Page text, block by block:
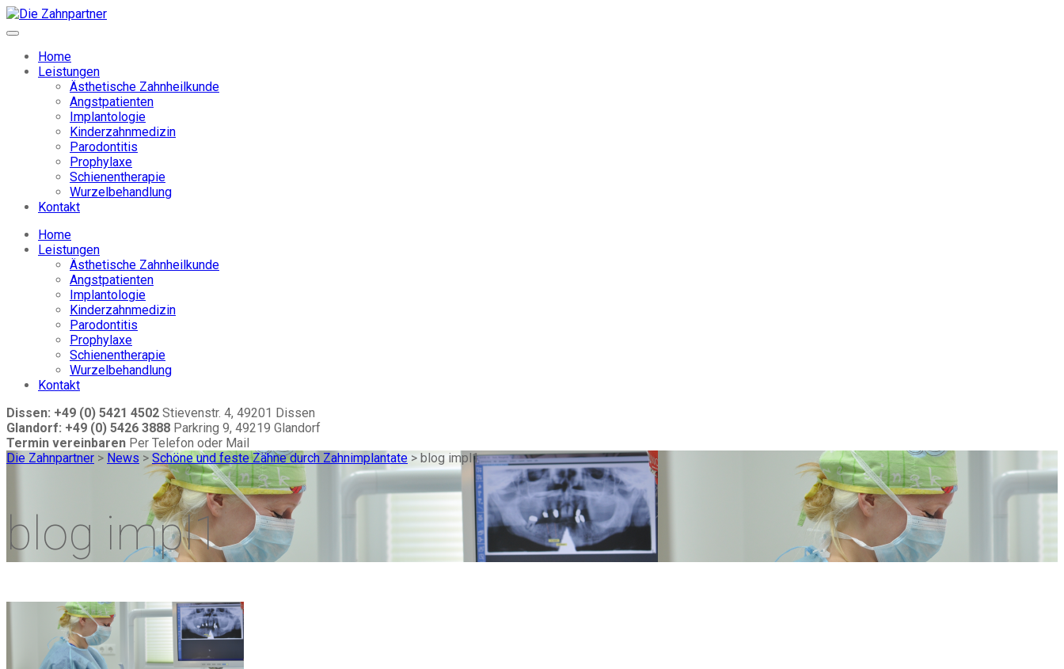
Home
Leistungen
Ästhetische Zahnheilkunde
Angstpatienten
Implantologie
Kinderzahnmedizin
Parodontitis
Prophylaxe
Schienentherapie
Wurzelbehandlung
Kontakt
Home
Leistungen
Ästhetische Zahnheilkunde
Angstpatienten
Implantologie
Kinderzahnmedizin
Parodontitis
Prophylaxe
Schienentherapie
Wurzelbehandlung
Kontakt
Dissen: +49 (0) 5421 4502 Stievenstr. 4, 49201 Dissen
Glandorf: +49 (0) 5426 3888 Parkring 9, 49219 Glandorf
Termin vereinbaren Per Telefon oder Mail
Die Zahnpartner > News > Schöne und feste Zähne durch Zahnimplantate > blog impl1
blog impl1